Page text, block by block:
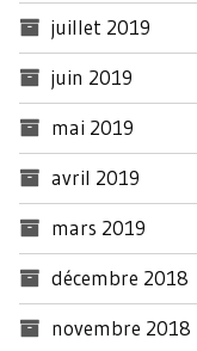
juillet 2019
juin 2019
mai 2019
avril 2019
mars 2019
décembre 2018
novembre 2018